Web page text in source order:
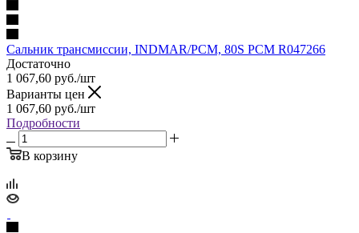
Сальник трансмиссии, INDMAR/PCM, 80S PCM R047266
Достаточно
1 067,60 руб./шт
Варианты цен
1 067,60 руб./шт
Подробности
В корзину